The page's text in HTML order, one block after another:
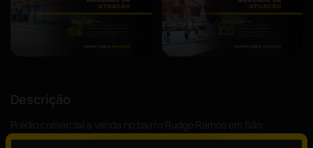
Descrição
Bernardo do Campo!